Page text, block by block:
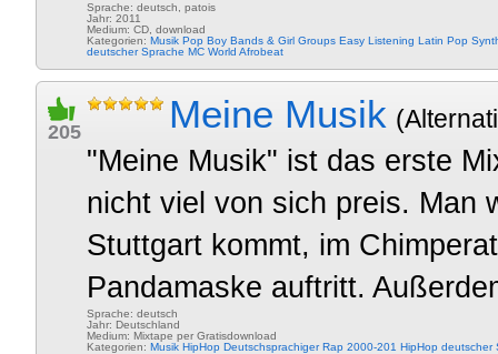
Sprache: deutsch, patois
Jahr: 2011
Medium: CD, download
Kategorien: Musik Pop Boy Bands & Girl Groups Easy Listening Latin Pop
deutscher Sprache MC World Afrobeat
205 Meine Musik
"Meine Musik" ist das erste
nicht viel von sich preis. Man
Stuttgart kommt, im
Pandamaske auftritt.
Sprache: deutsch
Jahr: Deutschland
Medium: Mixtape per Gratisdownload
Kategorien: Musik HipHop Deutschsprachiger Rap 2000-201 HipHop deutscher